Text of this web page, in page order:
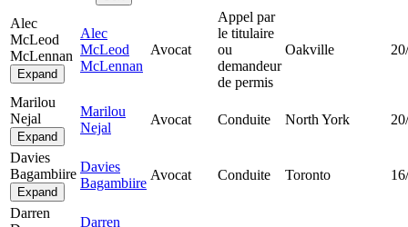
Alec
McLeod
McLennan
Expand
Alec
McLeod
McLennan
Avocat
Appel par
le titulaire
ou
demandeur
de permis
Oakville
Marilou
Nejal
Expand
Marilou
Nejal
Avocat Conduite North York
Davies
Bagambiire
Expand
Davies
Bagambiire
Avocat Conduite Toronto
Darren
Darren